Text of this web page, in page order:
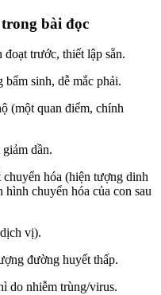
bài đọc
trước, thiết lập sẵn.
sinh, dễ mắc phải.
(một quan điểm, chính
dần.
hóa (hiện tượng dinh
chuyển hóa của con sau
vị).
đường huyết thấp.
do nhiễm trùng/virus.